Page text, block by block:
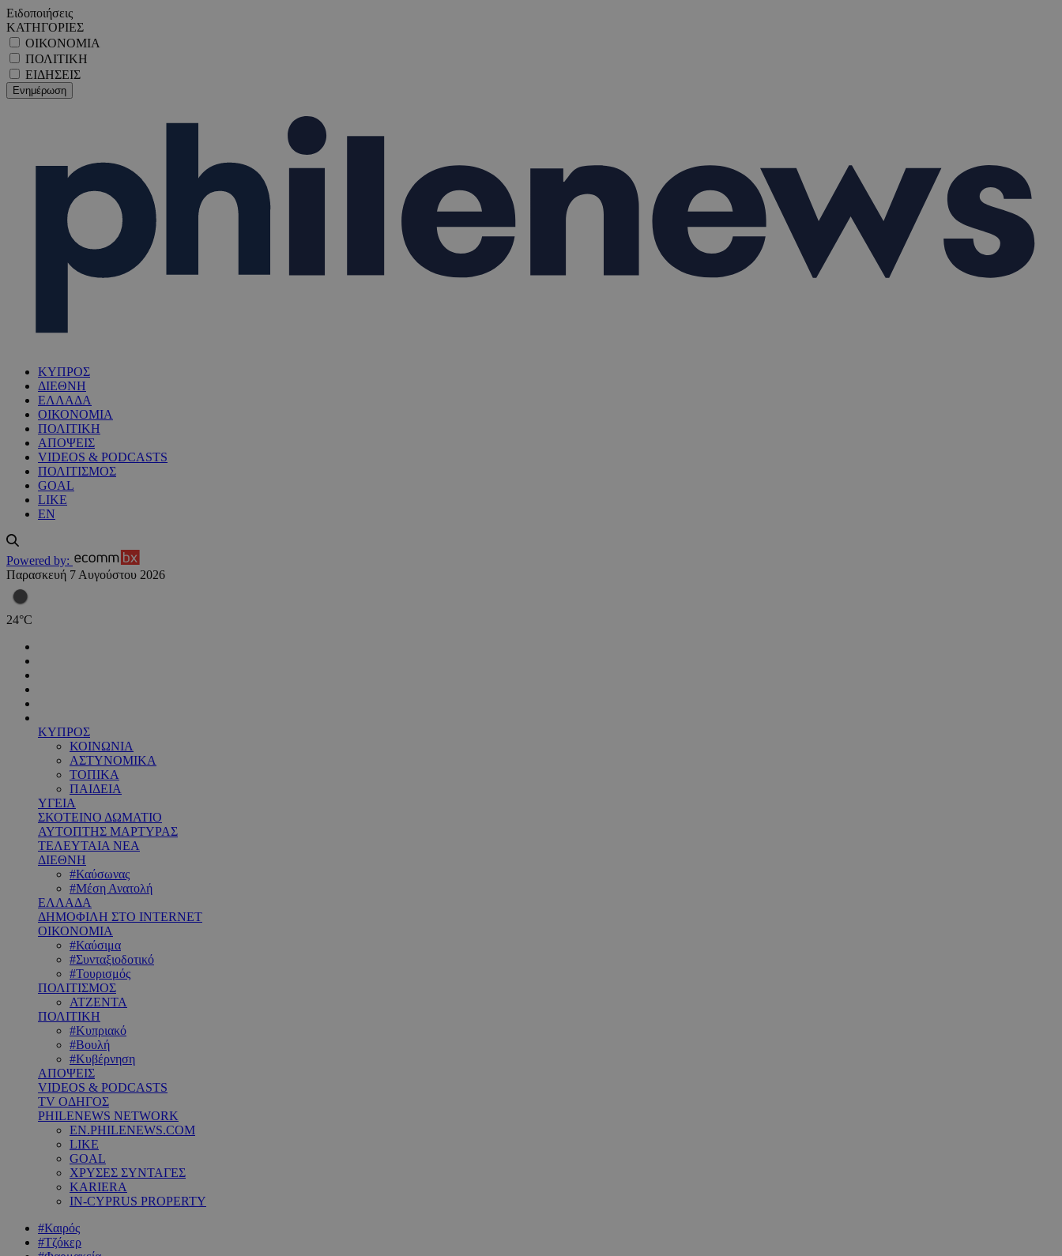
Ειδοποιήσεις
ΚΑΤΗΓΟΡΙΕΣ
ΟΙΚΟΝΟΜΙΑ
ΠΟΛΙΤΙΚΗ
ΕΙΔΗΣΕΙΣ
ΚΥΠΡΟΣ
ΔΙΕΘΝΗ
ΕΛΛΑΔΑ
ΟΙΚΟΝΟΜΙΑ
ΠΟΛΙΤΙΚΗ
ΑΠΟΨΕΙΣ
VIDEOS & PODCASTS
ΠΟΛΙΤΙΣΜΟΣ
GOAL
LIKE
EN
Powered by:
Παρασκευή 7 Αυγούστου 2026
24°C
ΚΥΠΡΟΣ
ΚΟΙΝΩΝΙΑ
ΑΣΤΥΝΟΜΙΚΑ
ΤΟΠΙΚΑ
ΠΑΙΔΕΙΑ
ΥΓΕΙΑ
ΣΚΟΤΕΙΝΟ ΔΩΜΑΤΙΟ
ΑΥΤΟΠΤΗΣ ΜΑΡΤΥΡΑΣ
ΤΕΛΕΥΤΑΙΑ ΝΕΑ
ΔΙΕΘΝΗ
#Καύσωνας
#Μέση Ανατολή
ΕΛΛΑΔΑ
ΔΗΜΟΦΙΛΗ ΣΤΟ INTERNET
ΟΙΚΟΝΟΜΙΑ
#Καύσιμα
#Συνταξιοδοτικό
#Τουρισμός
ΠΟΛΙΤΙΣΜΟΣ
ΑΤΖΕΝΤΑ
ΠΟΛΙΤΙΚΗ
#Κυπριακό
#Βουλή
#Κυβέρνηση
ΑΠΟΨΕΙΣ
VIDEOS & PODCASTS
TV ΟΔΗΓΟΣ
PHILENEWS NETWORK
EN.PHILENEWS.COM
LIKE
GOAL
ΧΡΥΣΕΣ ΣΥΝΤΑΓΕΣ
KARIERA
IN-CYPRUS PROPERTY
#Καιρός
#Τζόκερ